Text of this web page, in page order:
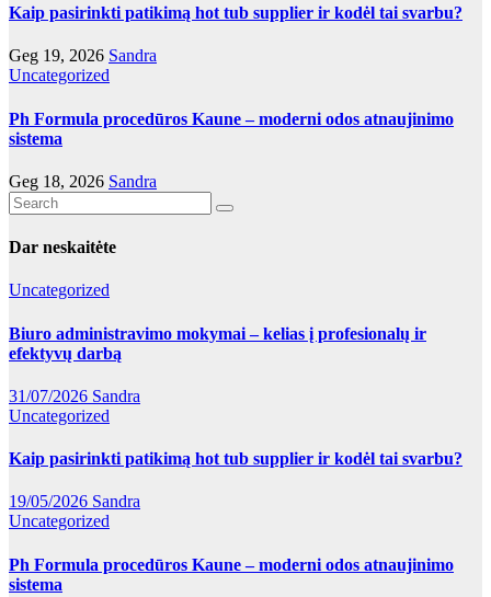
Kaip pasirinkti patikimą hot tub supplier ir kodėl tai svarbu?
Geg 19, 2026 Sandra
Uncategorized
Ph Formula procedūros Kaune – moderni odos atnaujinimo
sistema
Geg 18, 2026 Sandra
Dar neskaitėte
Uncategorized
Biuro administravimo mokymai – kelias į profesionalų ir
efektyvų darbą
31/07/2026 Sandra
Uncategorized
Kaip pasirinkti patikimą hot tub supplier ir kodėl tai svarbu?
19/05/2026 Sandra
Uncategorized
Ph Formula procedūros Kaune – moderni odos atnaujinimo
sistema